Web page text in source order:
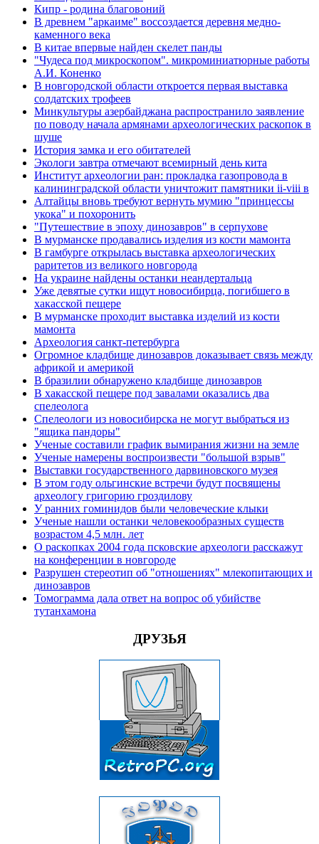
Кипр - родина благовоний
В древнем "аркаиме" воссоздается деревня медно-
каменного века
В китае впервые найден скелет панды
"Чудеса под микроскопом". микроминиатюрные работы
А.И. Коненко
В новгородской области откроется первая выставка
солдатских трофеев
Минкультуры азеpбайджана распространило заявление
по поводу начала аpмянами археологических раскопок в
шуше
История замка и его обитателей
Экологи завтра отмечают всемирный день кита
Институт археологии ран: прокладка газопровода в
калининградской области уничтожит памятники ii-viii в
Алтайцы вновь требуют вернуть мумию "принцессы
укока" и похоронить
"Путешествие в эпоху динозавров" в серпухове
В мурманске продавались изделия из кости мамонта
В гамбурге открылась выставка археологических
раритетов из великого новгорода
На украине найдены останки неандертальца
Уже девятые сутки ищут новосибирца, погибшего в
хакасской пещере
В мурманске проходит выставка изделий из кости
мамонта
Археология санкт-петербурга
Огромное кладбище динозавров доказывает связь между
африкой и америкой
В бразилии обнаружено кладбище динозавров
В хакасской пещере под завалами оказались два
спелеолога
Спелеологи из новосибирска не могут выбраться из
"ящика пандоры"
Ученые составили график вымирания жизни на земле
Ученые намерены воспроизвести "большой взрыв"
Выставки государственного дарвиновского музея
В этом году ольгинские встречи будут посвящены
археологу григорию гроздилову
У ранних гоминидов были человеческие клыки
Ученые нашли останки человекообразных существ
возрастом 4,5 млн. лет
О раскопках 2004 года псковские археологи расскажут
на конференции в новгороде
Разрушен стереотип об "отношениях" млекопитающих и
динозавров
Томограмма дала ответ на вопрос об убийстве
тутанхамона
ДРУЗЬЯ